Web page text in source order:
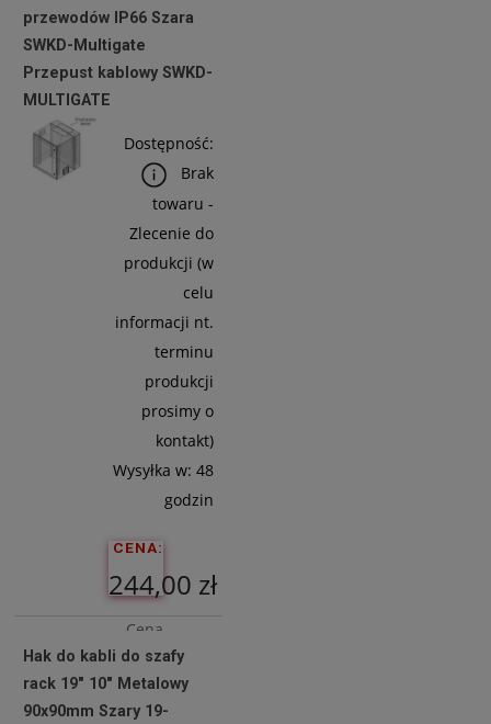
Koszyka
przewodów IP66 Szara
SWKD-Multigate
Przepust kablowy SWKD-
MULTIGATE
Dostępność:
Brak
towaru -
Zlecenie do
produkcji (w
celu
informacji nt.
terminu
produkcji
prosimy o
kontakt)
Wysyłka w: 48
godzin
CENA:
244,00 zł
Cena
netto:
198,37 zł
Hak do kabli do szafy
rack 19" 10" Metalowy
90x90mm Szary 19-